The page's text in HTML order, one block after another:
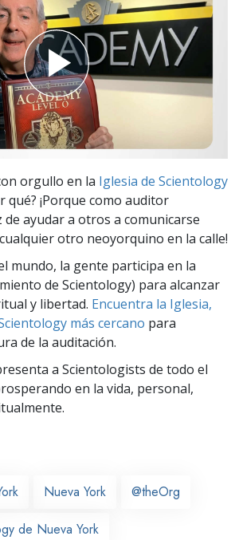
orgullo en la Iglesia de Scientology
qué? ¡Porque como auditor
ayudar a otros a comunicarse
otro neoyorquino en la calle!
mundo, la gente participa en la
de Scientology) para alcanzar
y libertad. Encuentra la Iglesia,
más cercano para
de la auditación.
a Scientologists de todo el
en la vida, personal,
Nueva York @theOrg
de Nueva York